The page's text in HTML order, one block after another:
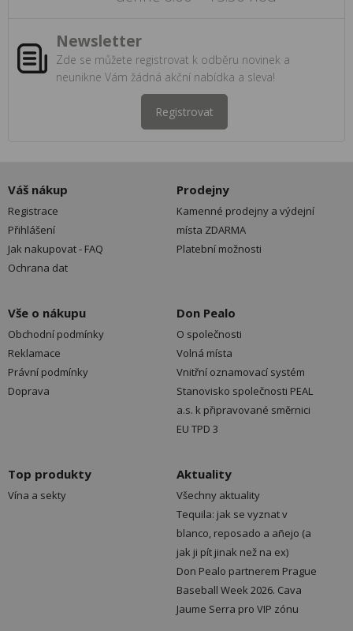
Newsletter
Zde se můžete registrovat k odběru novinek a
neunikne Vám žádná akční nabídka a sleva!
Registrovat
Váš nákup
Registrace
Přihlášení
Jak nakupovat - FAQ
Ochrana dat
Prodejny
Kamenné prodejny a výdejní
místa ZDARMA
Platební možnosti
Vše o nákupu
Obchodní podmínky
Reklamace
Právní podmínky
Doprava
Don Pealo
O společnosti
Volná místa
Vnitřní oznamovací systém
Stanovisko společnosti PEAL
a.s. k připravované směrnici
EU TPD 3
Top produkty
Vína a sekty
Aktuality
Všechny aktuality
Tequila: jak se vyznat v
blanco, reposado a añejo (a
jak ji pít jinak než na ex)
Don Pealo partnerem Prague
Baseball Week 2026. Cava
Jaume Serra pro VIP zónu